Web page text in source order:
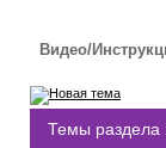
Видео/
Темы раздела